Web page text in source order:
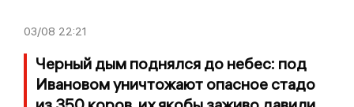
03/08 22:21
Черный дым поднялся до небес: под
Ивановом уничтожают опасное стадо